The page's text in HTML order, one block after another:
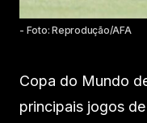
- Foto: Reprodução/AFA
Copa do Mundo
principais jogos